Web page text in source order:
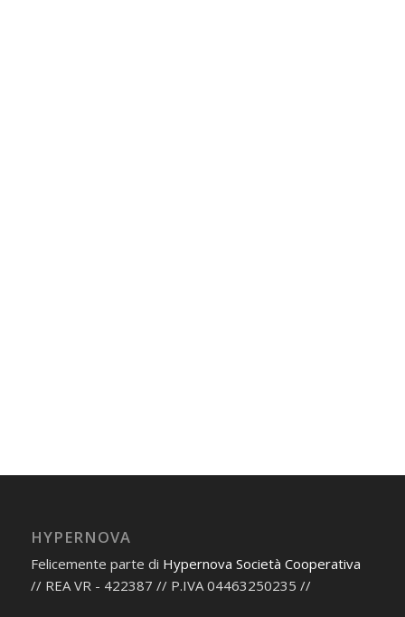
HYPERNOVA
Felicemente parte di Hypernova Società Cooperativa
// REA VR - 422387 // P.IVA 04463250235 //